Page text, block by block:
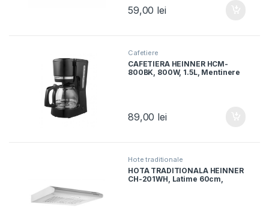
59,00 lei
Cafetiere
CAFETIERA HEINNER HCM-
800BK, 800W, 1.5L, Mentinere
89,00 lei
Hote traditionale
HOTA TRADITIONALA HEINNER
CH-201WH, Latime 60cm,